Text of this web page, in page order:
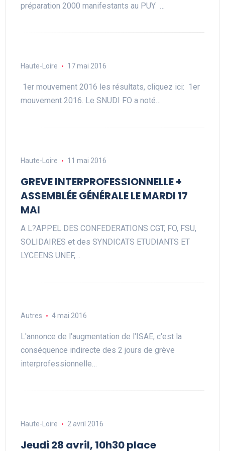
préparation 2000 manifestants au PUY …
Haute-Loire 17 mai 2016
1er mouvement 2016 les résultats, cliquez ici: 1er
mouvement 2016. Le SNUDI FO a noté…
Haute-Loire 11 mai 2016
GREVE INTERPROFESSIONNELLE +
ASSEMBLÉE GÉNÉRALE LE MARDI 17
MAI
A L?APPEL DES CONFEDERATIONS CGT, FO, FSU,
SOLIDAIRES et des SYNDICATS ETUDIANTS ET
LYCEENS UNEF,…
Autres 4 mai 2016
L'annonce de l'augmentation de l'ISAE, c'est la
conséquence indirecte des 2 jours de grève
interprofessionnelle…
Haute-Loire 2 avril 2016
Jeudi 28 avril, 10h30 place